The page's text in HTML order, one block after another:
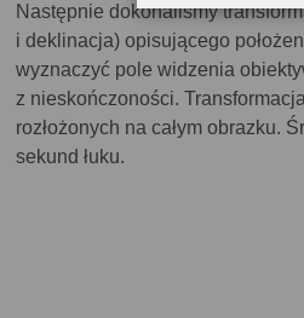
Następnie dokonaliśmy
i deklinacja) opisującego
wyznaczyć pole widzenia
z nieskończoności.
rozłożonych na całym obrazku.
sekund łuku.